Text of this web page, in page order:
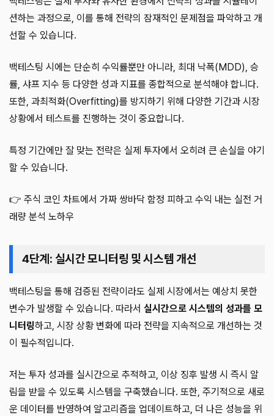
션하는 과정으로, 이를 통해 전략의 잠재적인 문제점을 파악하고 개
선할 수 있습니다.
백테스팅 시에는 단순히 수익률뿐만 아니라, 최대 낙폭(MDD), 승
률, 샤프 지수 등 다양한 성과 지표를 종합적으로 분석해야 합니다.
또한, 과최적화(Overfitting)를 방지하기 위해 다양한 기간과 시장
상황에서 테스트를 진행하는 것이 중요합니다.
특정 기간에만 잘 맞는 전략은 실제 투자에서 오히려 큰 손실을 야기
할 수 있습니다.
👉 주식 코인 차트에서 가짜 쌍바닥 함정 피하고 수익 내는 실전 거
래량 분석 노하우
4단계: 실시간 모니터링 및 시스템 개선
백테스팅을 통해 검증된 전략이라도 실제 시장에서는 예상치 못한
변수가 발생할 수 있습니다. 따라서 실시간으로 시스템의 성과를 모
니터링하고, 시장 상황 변화에 따라 전략을 지속적으로 개선하는 것
이 필수적입니다.
저는 투자 성과를 실시간으로 추적하고, 이상 징후 발생 시 즉시 알
림을 받을 수 있도록 시스템을 구축했습니다. 또한, 주기적으로 새로
운 데이터를 반영하여 알고리즘을 업데이트하고, 더 나은 성능을 위